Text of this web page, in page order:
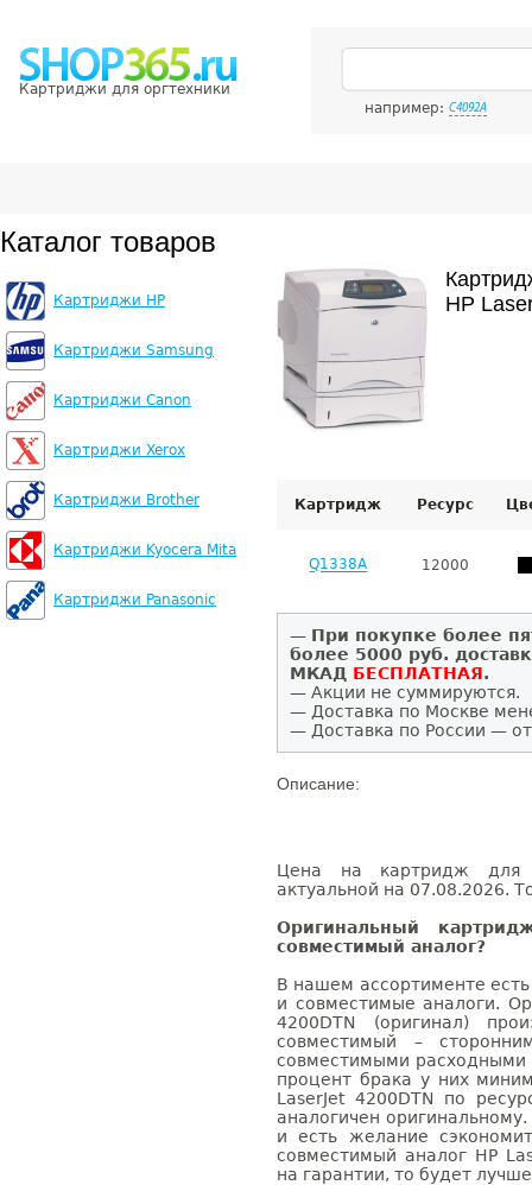
Картриджи для оргтехники
например: C4092A
Каталог товаров
Картриджи HP
Картриджи Samsung
Картриджи Canon
Картриджи Xerox
Картриджи Brother
Картриджи Kyocera Mita
Картриджи Panasonic
HP
Картридж Ресурс
Q1338A 12000
— При покупке более
более 5000 руб.
МКАД БЕСПЛАТНАЯ.
— Акции не суммируются.
— Доставка по Москве
— Доставка по России —
Описание:
Цена на картридж для
актуальной на 07.08.2026.
Оригинальный
совместимый аналог?
В нашем ассортименте
и совместимые аналоги.
4200DTN (оригинал)
совместимый –
совместимыми расходными
процент брака у них
LaserJet 4200DTN по
аналогичен
и есть желание
совместимый аналог HP
на гарантии, то будет